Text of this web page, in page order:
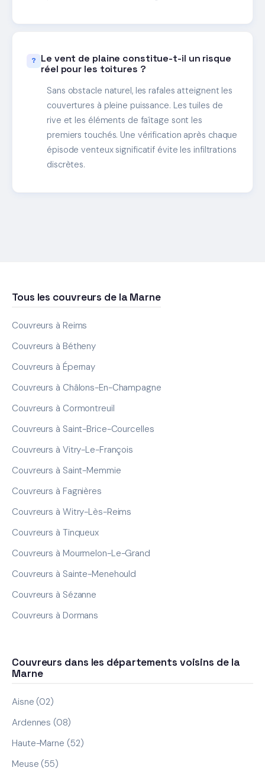
Le vent de plaine constitue-t-il un risque
réel pour les toitures ?
Sans obstacle naturel, les rafales atteignent les
couvertures à pleine puissance. Les tuiles de
rive et les éléments de faîtage sont les
premiers touchés. Une vérification après chaque
épisode venteux significatif évite les infiltrations
discrètes.
Tous les couvreurs de la Marne
Couvreurs à Reims
Couvreurs à Bétheny
Couvreurs à Épernay
Couvreurs à Châlons-En-Champagne
Couvreurs à Cormontreuil
Couvreurs à Saint-Brice-Courcelles
Couvreurs à Vitry-Le-François
Couvreurs à Saint-Memmie
Couvreurs à Fagnières
Couvreurs à Witry-Lès-Reims
Couvreurs à Tinqueux
Couvreurs à Mourmelon-Le-Grand
Couvreurs à Sainte-Menehould
Couvreurs à Sézanne
Couvreurs à Dormans
Couvreurs dans les départements voisins de la
Marne
Aisne (02)
Ardennes (08)
Haute-Marne (52)
Meuse (55)